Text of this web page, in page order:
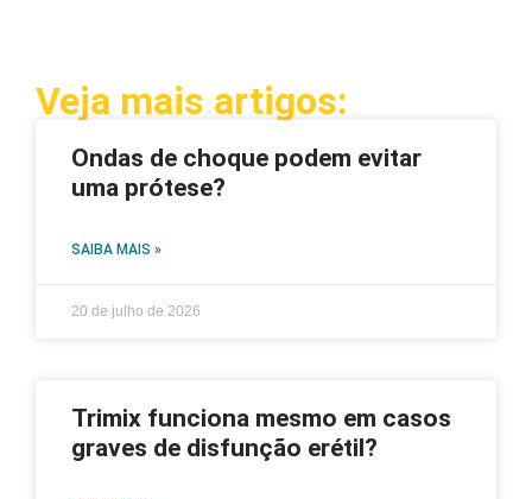
Veja mais artigos:
Ondas de choque podem evitar
uma prótese?
SAIBA MAIS »
20 de julho de 2026
Trimix funciona mesmo em casos
graves de disfunção erétil?